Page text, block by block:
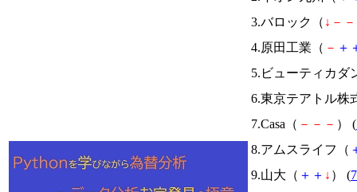
3.バロック（ ↓ － －
4.原田工業（ － ＋
5.ビューティカダ
6.東京テアトル株
7.Casa（ － － － ） (
8.アムスライフ（
9.山大（ ＋ ＋ ↓ ） (